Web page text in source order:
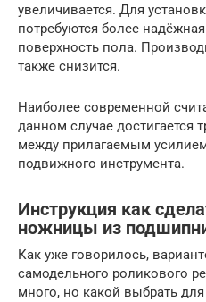
увеличивается. Для
потребуются более
поверхность пола.
также снизится.
Наиболее современной
данном случае достигается
между прилагаемым
подвижного инструмента.
Инструкция как
ножницы из
Как уже говорилось,
самодельного роликового
много, но какой выбрать